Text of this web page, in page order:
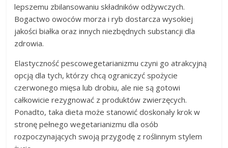
lepszemu zbilansowaniu składników odżywczych.
Bogactwo owoców morza i ryb dostarcza wysokiej
jakości białka oraz innych niezbędnych substancji dla
zdrowia.
Elastyczność pescowegetarianizmu czyni go atrakcyjną
opcją dla tych, którzy chcą ograniczyć spożycie
czerwonego mięsa lub drobiu, ale nie są gotowi
całkowicie rezygnować z produktów zwierzęcych.
Ponadto, taka dieta może stanowić doskonały krok w
stronę pełnego wegetarianizmu dla osób
rozpoczynających swoją przygodę z roślinnym stylem